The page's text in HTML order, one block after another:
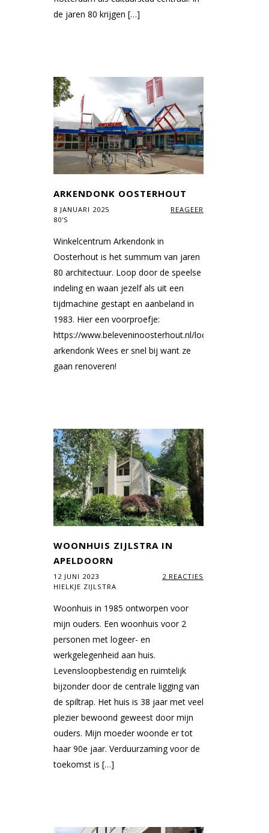
de jaren 80 krijgen […]
ARKENDONK OOSTERHOUT
8 JANUARI 2025
REAGEER
80'S
Winkelcentrum Arkendonk in
Oosterhout is het summum van jaren
80 architectuur. Loop door de speelse
indeling en waan jezelf als uit een
tijdmachine gestapt en aanbeland in
1983. Hier een voorproefje:
https://www.beleveninoosterhout.nl/locaties/
arkendonk Wees er snel bij want ze
gaan renoveren!
WOONHUIS ZIJLSTRA IN
APELDOORN
12 JUNI 2023
2 REACTIES
HIELKJE ZIJLSTRA
Woonhuis in 1985 ontworpen voor
mijn ouders. Een woonhuis voor 2
personen met logeer- en
werkgelegenheid aan huis.
Levensloopbestendig en ruimtelijk
bijzonder door de centrale ligging van
de spiltrap. Het huis is 38 jaar met veel
plezier bewoond geweest door mijn
ouders. Mijn moeder woonde er tot
haar 90e jaar. Verduurzaming voor de
toekomst is […]